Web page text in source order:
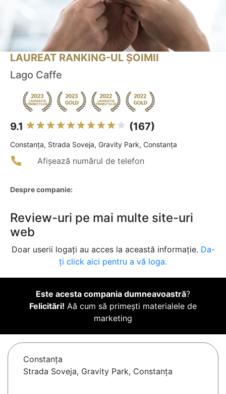
LAUREAT RANKING-UL ȘOIMII
Lago Caffe
9.1 (167)
Constanţa, Strada Soveja, Gravity Park, Constanța
Afișează numărul de telefon
Despre companie:
Review-uri pe mai multe site-uri
web
Doar userii logați au acces la această informație. Da-
ți click aici pentru a vă loga.
Este acesta compania dumneavoastră?
Felicitări! Aă cum să primești materialele de
marketing
Constanţa
Strada Soveja, Gravity Park, Constanța